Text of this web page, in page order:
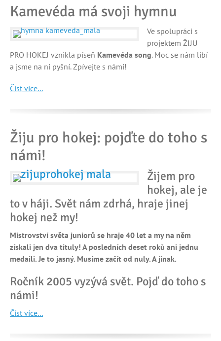
Kamevéda má svoji hymnu
Ve spolupráci s
projektem ŽIJU
PRO HOKEJ vznikla píseň Kamevéda song. Moc se nám líbí
a jsme na ni pyšní. Zpívejte s námi!
Číst více...
Žiju pro hokej: pojďte do toho s
námi!
Žijem pro
hokej, ale je
to v háji. Svět nám zdrhá, hraje jinej
hokej než my!
Mistrovství světa juniorů se hraje 40 let a my na něm
získali jen dva tituly! A posledních deset roků ani jednu
medaili. Je to jasný. Musíme začít od nuly. A jinak.
Ročník 2005 vyzývá svět. Pojď do toho s
námi!
Číst více...